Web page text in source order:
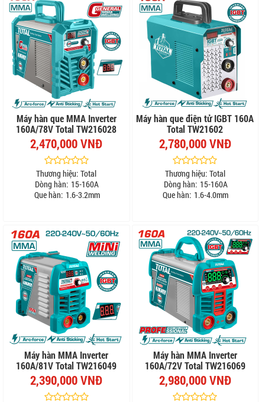
Máy hàn que MMA Inverter
160A/78V Total TW216028
2,470,000 VNĐ
Thương hiệu: Total
Dòng hàn: 15-160A
Que hàn: 1.6-3.2mm
Máy hàn que điện tử IGBT 160A
Total TW21602
2,780,000 VNĐ
Thương hiệu: Total
Dòng hàn: 15-160A
Que hàn: 1.6-4.0mm
Máy hàn MMA Inverter
160A/81V Total TW216049
2,390,000 VNĐ
Máy hàn MMA Inverter
160A/72V Total TW216069
2,980,000 VNĐ